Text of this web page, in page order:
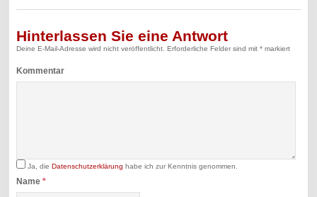
Hinterlassen Sie eine Antwort
Deine E-Mail-Adresse wird nicht veröffentlicht. Erforderliche Felder sind mit* markiert
Kommentar
Ja, dieDatenschutzerklärung habe ich zur Kenntnis genommen.
Name*